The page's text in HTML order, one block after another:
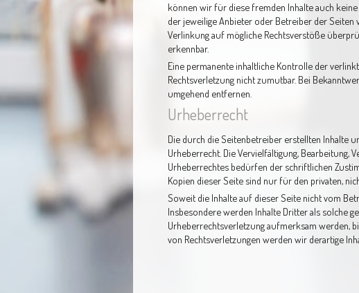
können wir für diese fremden Inhalte auch
der jeweilige Anbieter oder Betreiber der
Verlinkung auf mögliche Rechtsverstöße
erkennbar.
Eine permanente inhaltliche Kontrolle der
Rechtsverletzung nicht zumutbar. Bei
umgehend entfernen.
Urheberrecht
Die durch die Seitenbetreiber erstellten Inhalte
Urheberrecht. Die Vervielfältigung, Bearbeitung,
Urheberrechtes bedürfen der schriftlichen
Kopien dieser Seite sind nur für den privaten,
Soweit die Inhalte auf dieser Seite nicht vom
Insbesondere werden Inhalte Dritter als solche
Urheberrechtsverletzung aufmerksam werden,
von Rechtsverletzungen werden wir derartige